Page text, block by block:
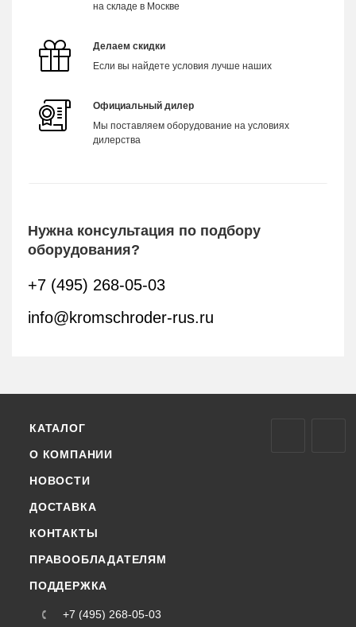
на складе в Москве
Делаем скидки
Если вы найдете условия лучше наших
Официальный дилер
Мы поставляем оборудование на условиях
дилерства
Нужна консультация по подбору
оборудования?
+7 (495) 268-05-03
info@kromschroder-rus.ru
КАТАЛОГ
О КОМПАНИИ
НОВОСТИ
ДОСТАВКА
КОНТАКТЫ
ПРАВООБЛАДАТЕЛЯМ
ПОДДЕРЖКА
+7 (495) 268-05-03